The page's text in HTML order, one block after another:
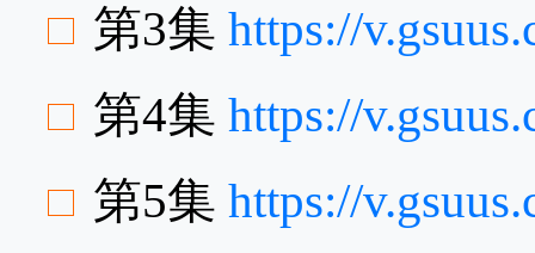
第3集 https://
第4集 https://
第5集 https://